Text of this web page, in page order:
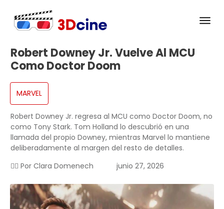
Robert Downey Jr. Vuelve Al MCU
Como Doctor Doom
MARVEL
Robert Downey Jr. regresa al MCU como Doctor Doom, no
como Tony Stark. Tom Holland lo descubrió en una
llamada del propio Downey, mientras Marvel lo mantiene
deliberadamente al margen del resto de detalles.
✍🏻 Por Clara Domenech junio 27, 2026